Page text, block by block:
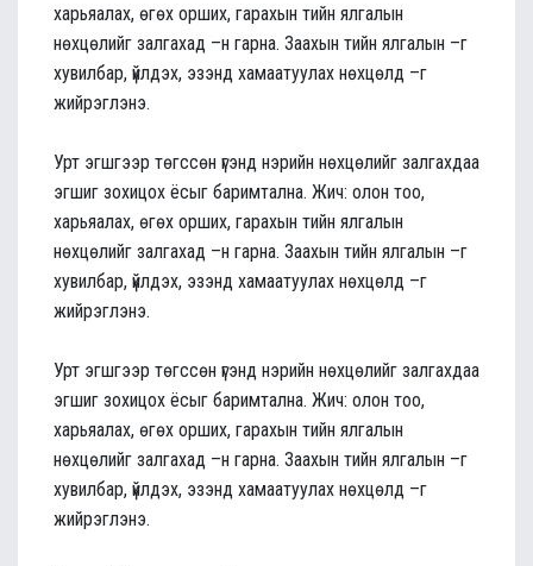
харьяалах, өгөх орших, гарахын тийн ялгалын
нөхцөлийг залгахад –н гарна. Заахын тийн ялгалын –г
хувилбар, үйлдэх, эзэнд хамаатуулах нөхцөлд –г
жийрэглэнэ.
Урт эгшгээр төгссөн үгэнд нэрийн нөхцөлийг залгахдаа
эгшиг зохицох ёсыг баримтална. Жич: олон тоо,
харьяалах, өгөх орших, гарахын тийн ялгалын
нөхцөлийг залгахад –н гарна. Заахын тийн ялгалын –г
хувилбар, үйлдэх, эзэнд хамаатуулах нөхцөлд –г
жийрэглэнэ.
Урт эгшгээр төгссөн үгэнд нэрийн нөхцөлийг залгахдаа
эгшиг зохицох ёсыг баримтална. Жич: олон тоо,
харьяалах, өгөх орших, гарахын тийн ялгалын
нөхцөлийг залгахад –н гарна. Заахын тийн ялгалын –г
хувилбар, үйлдэх, эзэнд хамаатуулах нөхцөлд –г
жийрэглэнэ.